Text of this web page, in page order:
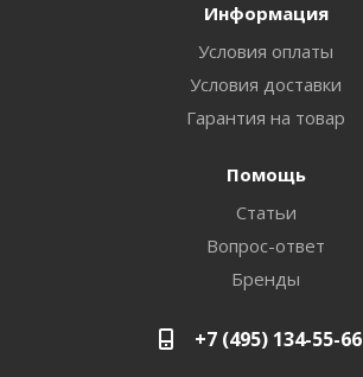
Информация
Условия оплаты
Условия доставки
Гарантия на товар
Помощь
Статьи
Вопрос-ответ
Бренды
+7 (495) 134-55-66